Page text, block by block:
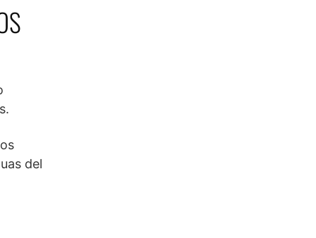
del